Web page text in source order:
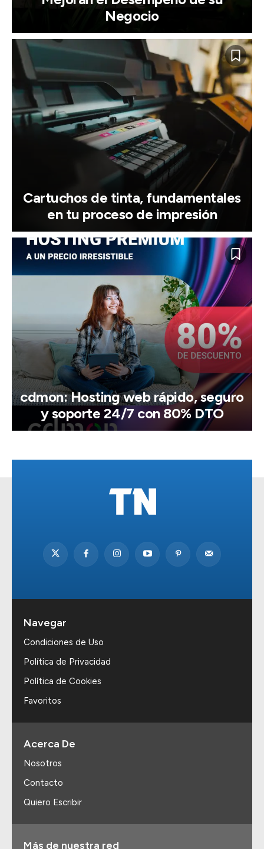
Negocio
Cartuchos de tinta, fundamentales
en tu proceso de impresión
cdmon: Hosting web rápido, seguro
y soporte 24/7 con 80% DTO
Navegar
Condiciones de Uso
Política de Privacidad
Política de Cookies
Favoritos
Acerca De
Nosotros
Contacto
Quiero Escribir
Más de nuestra red